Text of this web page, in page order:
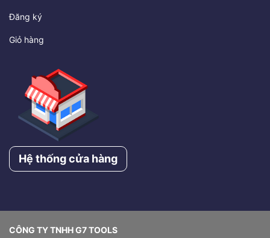
Đăng ký
Giỏ hàng
Hệ thống cửa hàng
CÔNG TY TNHH G7 TOOLS